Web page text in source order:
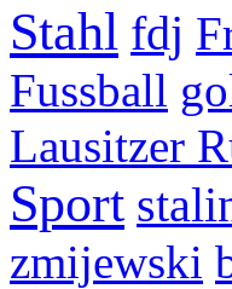
Stahl fdj
Fussball
Lausitzer
Sport
zmijewski